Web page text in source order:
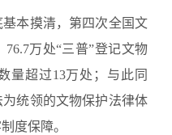
本摸清，第四次全国文
万处“三普”登记文物
量超过13万处；与此同
统领的文物保护法律体
度保障。